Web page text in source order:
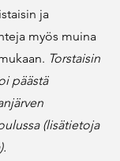
ja
myös muina
Torstaisin
päästä
(lisätietoja
).